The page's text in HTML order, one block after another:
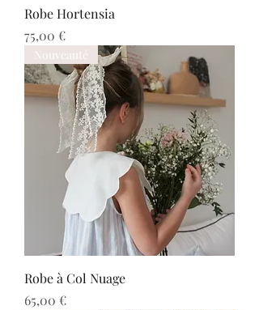
Robe Hortensia
Prix
75,00 €
Nouveauté
Robe à Col Nuage
Prix
65,00 €